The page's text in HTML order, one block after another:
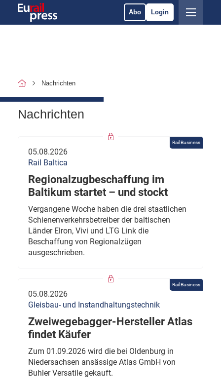
Abo Login
Nachrichten
Nachrichten
Rail Business
05.08.2026
Rail Baltica
Regionalzugbeschaffung im
Baltikum startet – und stockt
Vergangene Woche haben die drei staatlichen
Schienenverkehrsbetreiber der baltischen
Länder Elron, Vivi und LTG Link die
Beschaffung von Regionalzügen
ausgeschrieben.
Rail Business
05.08.2026
Gleisbau- und Instandhaltungstechnik
Zweiwegebagger-Hersteller Atlas
findet Käufer
Zum 01.09.2026 wird die bei Oldenburg in
Niedersachsen ansässige Atlas GmbH von
Buhler Versatile gekauft.